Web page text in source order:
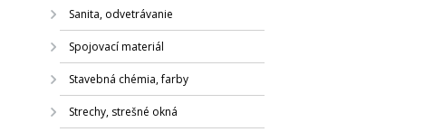
Sanita, odvetrávanie
Spojovací materiál
Stavebná chémia, farby
Strechy, strešné okná